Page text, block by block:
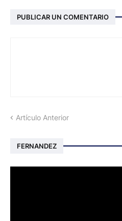
PUBLICAR UN COMENTARIO
Artículo Anterior
FERNANDEZ